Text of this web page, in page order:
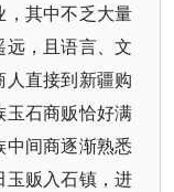
其中不乏大量
，且语言、文
直接到新疆购
石商贩恰好满
间商逐渐熟悉
玉贩入石镇，进